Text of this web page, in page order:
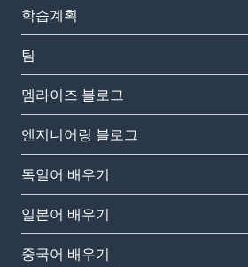
학습계획
팀
멤라이즈 블로그
엔지니어링 블로그
독일어 배우기
일본어 배우기
중국어 배우기